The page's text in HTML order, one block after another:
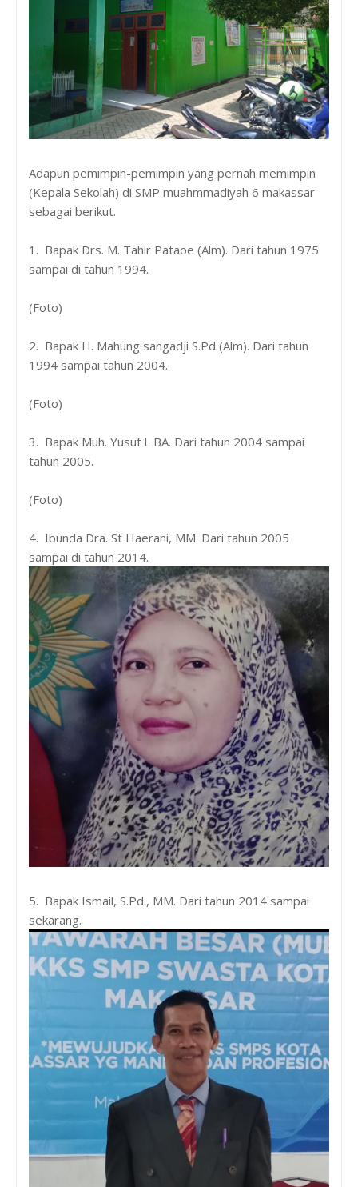
Adapun pemimpin-pemimpin yang pernah memimpin
(Kepala Sekolah) di SMP muahmmadiyah 6 makassar
sebagai berikut.
1. Bapak Drs. M. Tahir Pataoe (Alm). Dari tahun 1975
sampai di tahun 1994.
(Foto)
2. Bapak H. Mahung sangadji S.Pd (Alm). Dari tahun
1994 sampai tahun 2004.
(Foto)
3. Bapak Muh. Yusuf L BA. Dari tahun 2004 sampai
tahun 2005.
(Foto)
4. Ibunda Dra. St Haerani, MM. Dari tahun 2005
sampai di tahun 2014.
5. Bapak Ismail, S.Pd., MM. Dari tahun 2014 sampai
sekarang.